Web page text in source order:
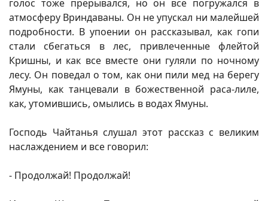
голос тоже прерывался, но он все погружался в
атмосферу Вриндаваны. Он не упускал ни малейшей
подробности. В упоении он рассказывал, как гопи
стали сбегаться в лес, привлеченные флейтой
Кришны, и как все вместе они гуляли по ночному
лесу. Он поведал о том, как они пили мед на берегу
Ямуны, как танцевали в божественной раса-лиле,
как, утомившись, омылись в водах Ямуны.
Господь Чайтанья слушал этот рассказ с великим
наслаждением и все говорил:
- Продолжай! Продолжай!